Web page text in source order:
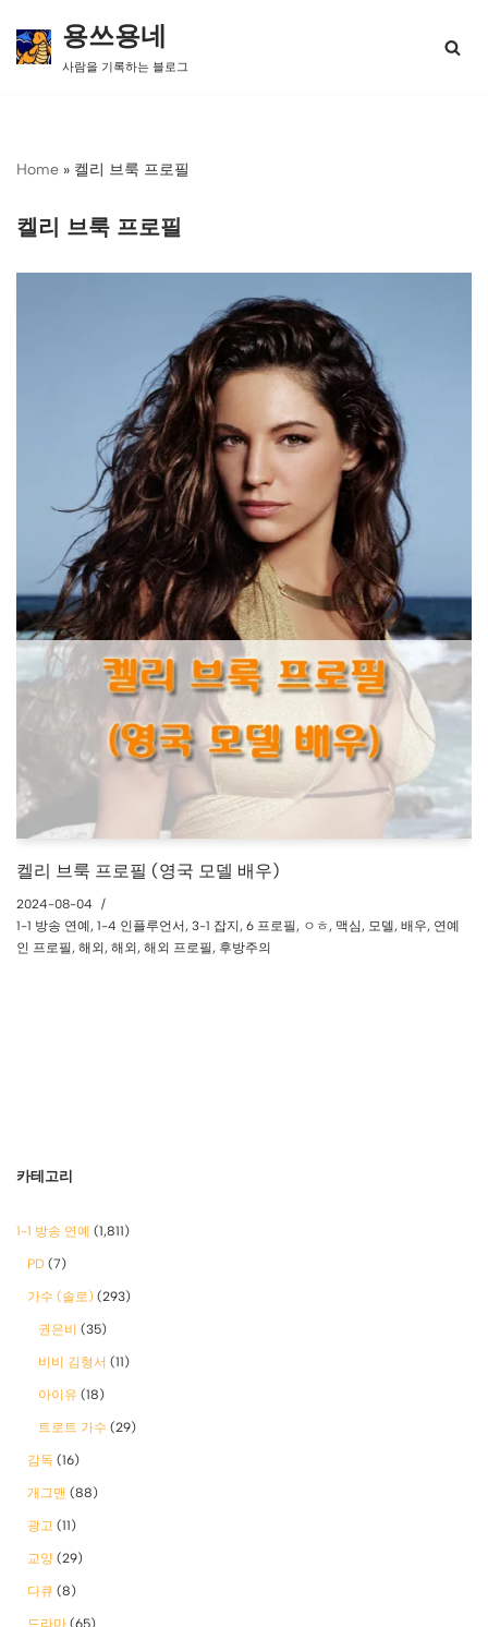
콘
너
용쓰용네
사람을 기록하는 블로그
Home » 켈리 브룩 프로필
켈리 브룩 프로필
켈리 브룩 프로필 (영국 모델 배우)
2024-08-04
1-1 방송 연예, 1-4 인플루언서, 3-1 잡지, 6 프로필, ㅇㅎ , 맥심, 모델, 배우, 연예
인 프로필, 해외, 해외, 해외 프로필, 후방주의
카테고리
1-1 방송 연예 (1,811)
PD (7)
가수 (솔로) (293)
권은비 (35)
비비 김형서 (11)
아이유 (18)
트로트 가수 (29)
감독 (16)
개그맨 (88)
광고 (11)
교양 (29)
다큐 (8)
드라마 (65)